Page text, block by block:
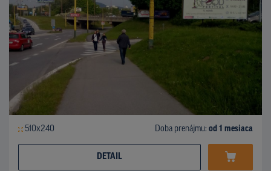
510x240 Doba prenájmu: od 1 mesiaca
DETAIL